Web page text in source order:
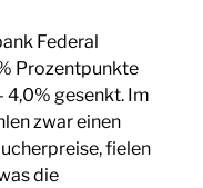
Federal
Prozentpunkte
4,0% gesenkt. Im
zwar einen
fielen
die